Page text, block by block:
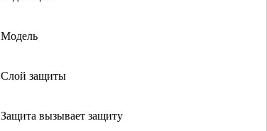
Модель
Слой защиты
Защита вызывает защиту